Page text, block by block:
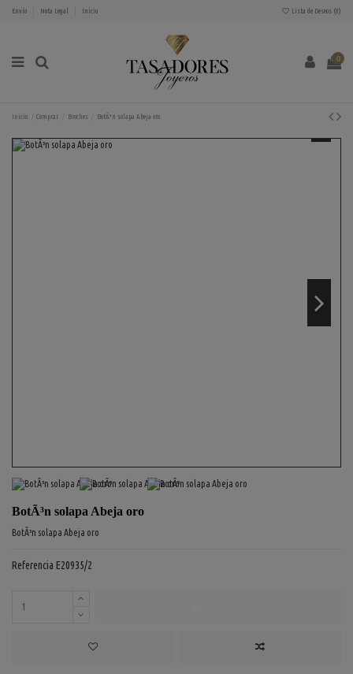
Envío Nota Legal Inicio Lista de Deseos (0)
0
Inicio Comprar Broches BotÃ³n solapa Abeja oro
BotÃ³n solapa Abeja oro
BotÃ³n solapa Abeja oro
Referencia E20935/2